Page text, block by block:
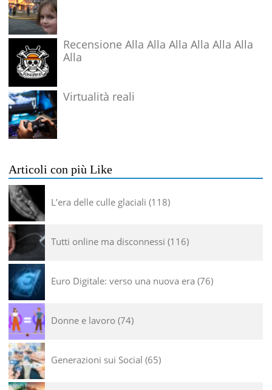
Recensione Alla Alla Alla Alla Alla Alla
Alla
Virtualità reali
Articoli con più Like
L’era delle culle glaciali 118
Tutti online ma disconnessi 116
Euro Digitale: verso una nuova era 76
Donne e lavoro 74
Generazioni sui Social 65